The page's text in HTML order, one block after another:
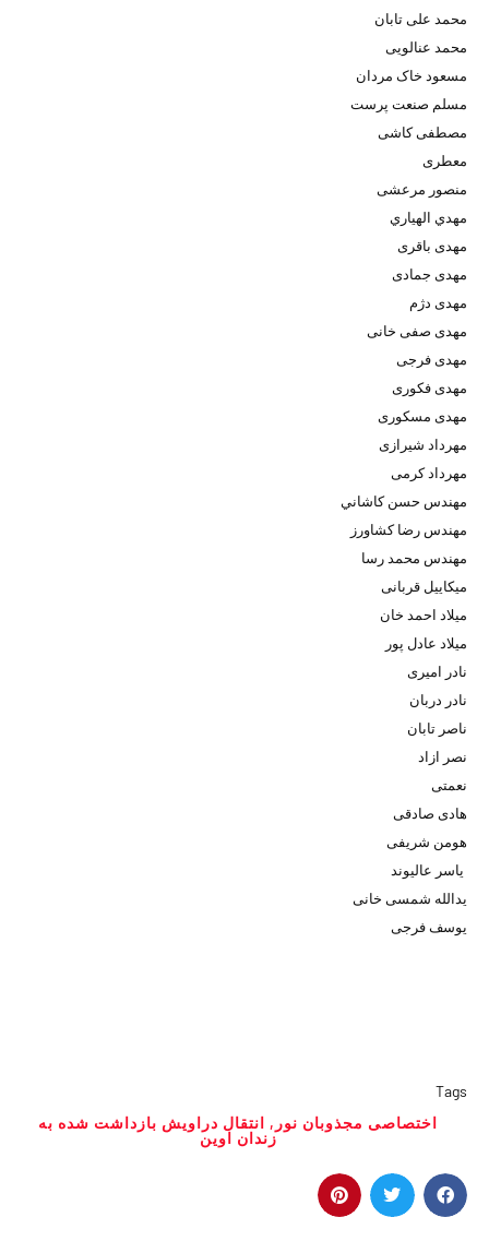
محمد علی تابان
محمد عنالویی
مسعود خاک مردان
مسلم صنعت پرست
مصطفی کاشی
معطری
منصور مرعشی
مهدي الهياري
مهدی باقری
مهدی جمادی
مهدی دژم
مهدی صفی خانی
مهدی فرجی
مهدی فکوری
مهدی مسکوری
مهرداد شیرازی
مهرداد کرمی
مهندس حسن كاشاني
مهندس رضا كشاورز
مهندس محمد رسا
میکاییل قربانی
میلاد احمد خان
میلاد عادل پور
نادر امیری
نادر دربان
ناصر تابان
نصر ازاد
نعمتی
هادی صادقی
هومن شریفی
یاسر عالیوند
یدالله شمسی خانی
یوسف فرجی
Tags
اختصاصى مجذوبان نور , انتقال دراويش بازداشت شده به
زندان اوين